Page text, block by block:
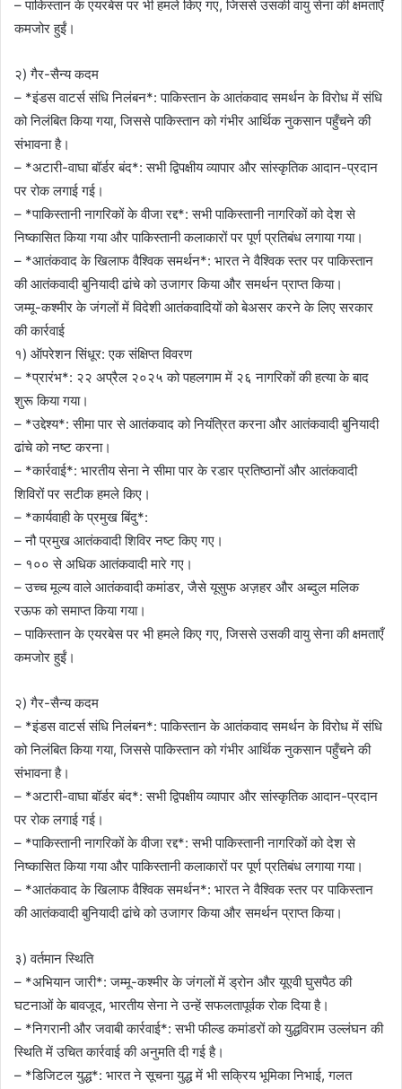
– पाकिस्तान के एयरबेस पर भी हमले किए गए, जिससे उसकी वायु सेना की क्षमताएँ
कमजोर हुईं।
२) गैर-सैन्य कदम
– *इंडस वाटर्स संधि निलंबन*: पाकिस्तान के आतंकवाद समर्थन के विरोध में संधि
को निलंबित किया गया, जिससे पाकिस्तान को गंभीर आर्थिक नुकसान पहुँचने की
संभावना है।
– *अटारी-वाघा बॉर्डर बंद*: सभी द्विपक्षीय व्यापार और सांस्कृतिक आदान-प्रदान
पर रोक लगाई गई।
– *पाकिस्तानी नागरिकों के वीजा रद्द*: सभी पाकिस्तानी नागरिकों को देश से
निष्कासित किया गया और पाकिस्तानी कलाकारों पर पूर्ण प्रतिबंध लगाया गया।
– *आतंकवाद के खिलाफ वैश्विक समर्थन*: भारत ने वैश्विक स्तर पर पाकिस्तान
की आतंकवादी बुनियादी ढांचे को उजागर किया और समर्थन प्राप्त किया।
जम्मू-कश्मीर के जंगलों में विदेशी आतंकवादियों को बेअसर करने के लिए सरकार
की कार्रवाई
१) ऑपरेशन सिंधूर: एक संक्षिप्त विवरण
– *प्रारंभ*: २२ अप्रैल २०२५ को पहलगाम में २६ नागरिकों की हत्या के बाद
शुरू किया गया।
– *उद्देश्य*: सीमा पार से आतंकवाद को नियंत्रित करना और आतंकवादी बुनियादी
ढांचे को नष्ट करना।
– *कार्रवाई*: भारतीय सेना ने सीमा पार के रडार प्रतिष्ठानों और आतंकवादी
शिविरों पर सटीक हमले किए।
– *कार्यवाही के प्रमुख बिंदु*:
– नौ प्रमुख आतंकवादी शिविर नष्ट किए गए।
– १०० से अधिक आतंकवादी मारे गए।
– उच्च मूल्य वाले आतंकवादी कमांडर, जैसे यूसुफ अज़हर और अब्दुल मलिक
रऊफ को समाप्त किया गया।
– पाकिस्तान के एयरबेस पर भी हमले किए गए, जिससे उसकी वायु सेना की क्षमताएँ
कमजोर हुईं।
२) गैर-सैन्य कदम
– *इंडस वाटर्स संधि निलंबन*: पाकिस्तान के आतंकवाद समर्थन के विरोध में संधि
को निलंबित किया गया, जिससे पाकिस्तान को गंभीर आर्थिक नुकसान पहुँचने की
संभावना है।
– *अटारी-वाघा बॉर्डर बंद*: सभी द्विपक्षीय व्यापार और सांस्कृतिक आदान-प्रदान
पर रोक लगाई गई।
– *पाकिस्तानी नागरिकों के वीजा रद्द*: सभी पाकिस्तानी नागरिकों को देश से
निष्कासित किया गया और पाकिस्तानी कलाकारों पर पूर्ण प्रतिबंध लगाया गया।
– *आतंकवाद के खिलाफ वैश्विक समर्थन*: भारत ने वैश्विक स्तर पर पाकिस्तान
की आतंकवादी बुनियादी ढांचे को उजागर किया और समर्थन प्राप्त किया।
३) वर्तमान स्थिति
– *अभियान जारी*: जम्मू-कश्मीर के जंगलों में ड्रोन और यूएवी घुसपैठ की
घटनाओं के बावजूद, भारतीय सेना ने उन्हें सफलतापूर्वक रोक दिया है।
– *निगरानी और जवाबी कार्रवाई*: सभी फील्ड कमांडरों को युद्धविराम उल्लंघन की
स्थिति में उचित कार्रवाई की अनुमति दी गई है।
– *डिजिटल युद्ध*: भारत ने सूचना युद्ध में भी सक्रिय भूमिका निभाई, गलत